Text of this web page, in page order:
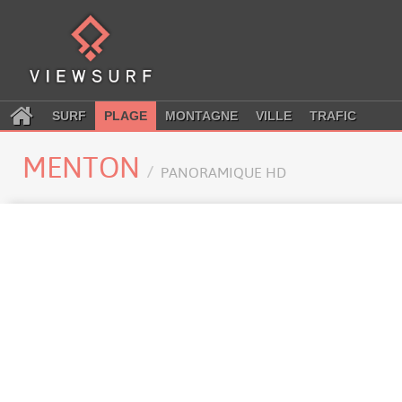
SURF PLAGE MONTAGNE VILLE TRAFIC
MENTON PANORAMIQUE HD